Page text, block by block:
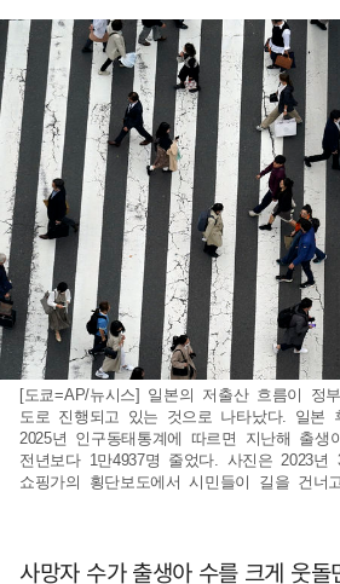
[도쿄=AP/뉴시스] 일본의 저출산 흐름이 정
도로 진행되고 있는 것으로 나타났다. 일본
2025년 인구동태통계에 따르면 지난해 출생
전년보다 1만4937명 줄었다. 사진은 2023
쇼핑가의 횡단보도에서 시민들이 길을 건너
사망자 수가 출생아 수를 크게 웃